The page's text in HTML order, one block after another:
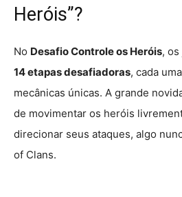
Heróis”?
No Desafio Controle os Heróis,
14 etapas desafiadoras, cada
mecânicas únicas. A grande
de movimentar os heróis
direcionar seus ataques, algo
of Clans.